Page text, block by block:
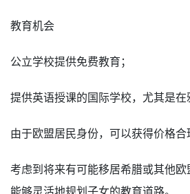
教育机会
公立学校提供免费教育；
提供英语授课的国际学校，尤其是在
由于欧盟居民身份，可以获得价格合
考虑到将来有可能移居希腊或其他
能够灵活地规划子女的教育道路。